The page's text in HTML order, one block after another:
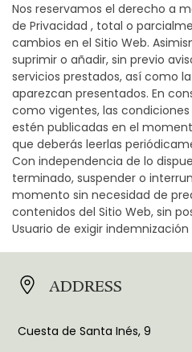
Nos reservamos el derecho a
de Privacidad , total o
cambios en el Sitio Web.
suprimir o añadir, sin previo
servicios prestados, así como
aparezcan presentados. En
como vigentes, las
estén publicadas en el
que deberás leerlas
Con independencia de lo
terminado, suspender o
momento sin necesidad de
contenidos del Sitio Web, sin
Usuario de exigir indemnización
ADDRESS
Cuesta de Santa Inés, 9